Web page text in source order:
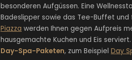
besonderen Aufgüssen. Eine
Badeslipper sowie das Tee-Buffet und
Piazza werden Ihnen gegen Aufpreis
hausgemachte Kuchen und Eis
Day-Spa-Paketen, zum Beispiel Day